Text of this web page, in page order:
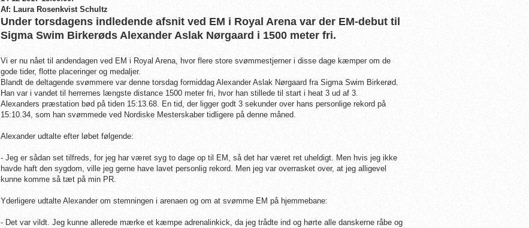
Af: Laura Rosenkvist Schultz
Under torsdagens indledende afsnit ved EM i Royal Arena var der EM-debut til
Sigma Swim Birkerøds Alexander Aslak Nørgaard i 1500 meter fri.
Vi er nu nået til andendagen ved EM i Royal Arena, hvor flere store svømmestjerner i disse dage kæmper om de
gode tider, flotte placeringer og medaljer.
Blandt de deltagende svømmere var denne torsdag formiddag Alexander Aslak Nørgaard fra Sigma Swim Birkerød.
Han var i vandet til herrernes længste distance 1500 meter fri, hvor han stillede til start i heat 3 ud af 3.
Alexanders præstation bød på tiden 15:13.68. En tid, der ligger godt 3 sekunder over hans personlige rekord på
15:10.34, som han svømmede ved Nordiske Mesterskaber tidligere på denne måned.
Alexander udtalte efter løbet følgende:
- Jeg er sådan set tilfreds, for jeg har været syg to dage op til EM, så det har været ret uheldigt. Men hvis jeg ikke
havde haft den sygdom, ville jeg gerne have lavet personlig rekord. Men jeg var overrasket over, at jeg alligevel
kunne komme så tæt på min PR.
Yderligere udtalte Alexander om stemningen i arenaen og om at svømme EM på hjemmebane:
- Det var vildt. Jeg kunne allerede mærke et kæmpe adrenalinkick, da jeg trådte ind og hørte alle danskerne råbe og